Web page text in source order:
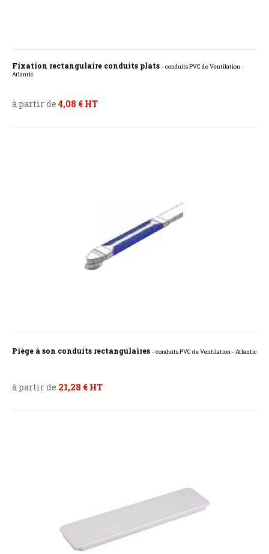
Fixation rectangulaire conduits plats - conduits PVC de Ventilation -
Atlantic
à partir de 4,08 € HT
Piège à son conduits rectangulaires - conduits PVC de Ventilation - Atlantic
à partir de 21,28 € HT